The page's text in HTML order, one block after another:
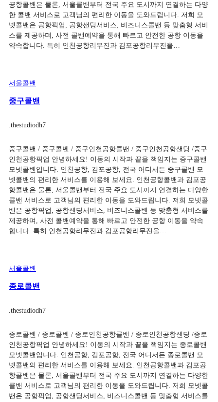
공항콜밴은 물론, 서울콜밴부터 전국 주요 도시까지 연결하는 다양
한 콜밴 서비스로 고객님의 편리한 이동을 도와드립니다. 저희 모
넷콜밴은 공항픽업, 공항샌딩서비스, 비즈니스콜밴 등 맞춤형 서비
스를 제공하며, 사전 콜밴예약을 통해 빠르고 안전한 공항 이동을
약속합니다. 특히 인천공항리무진과 김포공항리무진을…
서울콜밴
중구콜밴
thestudiodh7
중구콜밴 / 중구콜벤 / 중구인천공항콜밴 / 중구인천공항샌딩 /중구
인천공항픽업 안녕하세요! 이동의 시작과 끝을 책임지는 중구콜밴
모넷콜밴입니다. 인천공항, 김포공항, 전국 어디서든 중구콜밴 모
넷콜밴의 편리한 서비스를 이용해 보세요. 인천공항콜밴과 김포공
항콜밴은 물론, 서울콜밴부터 전국 주요 도시까지 연결하는 다양한
콜밴 서비스로 고객님의 편리한 이동을 도와드립니다. 저희 모넷콜
밴은 공항픽업, 공항샌딩서비스, 비즈니스콜밴 등 맞춤형 서비스를
제공하며, 사전 콜밴예약을 통해 빠르고 안전한 공항 이동을 약속
합니다. 특히 인천공항리무진과 김포공항리무진을…
서울콜밴
종로콜밴
.thestudiodh7
종로콜밴 / 종로콜벤 / 종로인천공항콜밴 / 종로인천공항샌딩 /종로
인천공항픽업 안녕하세요! 이동의 시작과 끝을 책임지는 종로콜밴
모넷콜밴입니다. 인천공항, 김포공항, 전국 어디서든 종로콜밴 모
넷콜밴의 편리한 서비스를 이용해 보세요. 인천공항콜밴과 김포공
항콜밴은 물론, 서울콜밴부터 전국 주요 도시까지 연결하는 다양한
콜밴 서비스로 고객님의 편리한 이동을 도와드립니다. 저희 모넷콜
밴은 공항픽업, 공항샌딩서비스, 비즈니스콜밴 등 맞춤형 서비스를